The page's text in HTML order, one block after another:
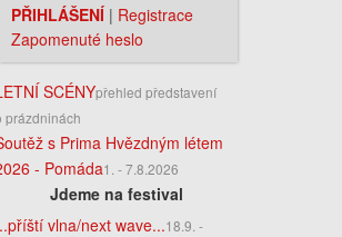
PŘIHLÁŠENÍ| Registrace
Zapomenuté heslo
SCÉNYpřehled představení
prázdninách
s Prima Hvězdným létem
- Pomáda1. - 7.8.2026
Jdeme na festival
vlna/next wave...18.9. -